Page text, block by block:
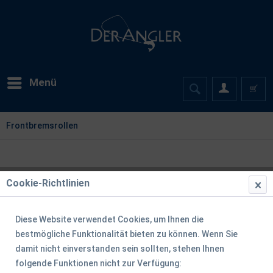
Menü
Frontbremsrollen
Cookie-Richtlinien
Diese Website verwendet Cookies, um Ihnen die
bestmögliche Funktionalität bieten zu können. Wenn Sie
damit nicht einverstanden sein sollten, stehen Ihnen
folgende Funktionen nicht zur Verfügung: